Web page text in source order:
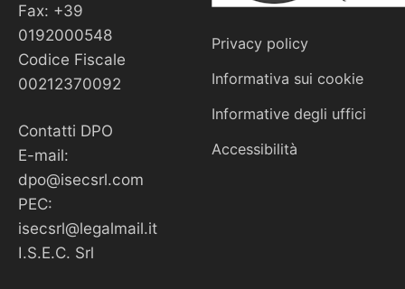
Fax: +39
0192000548
Codice Fiscale
00212370092
Contatti DPO
E-mail:
dpo@isecsrl.com
PEC:
isecsrl@legalmail.it
I.S.E.C. Srl
Privacy policy
Informativa sui cookie
Informative degli uffici
Accessibilità